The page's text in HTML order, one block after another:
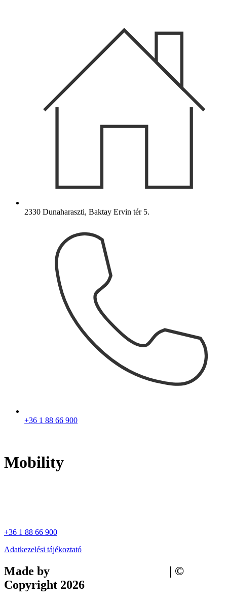
2330 Dunaharaszti, Baktay Ervin tér 5.
+36 1 88 66 900
Mobility
+36 1 88 66 900
Adatkezelési tájékoztató
Made by
| ©
Copyright 2026